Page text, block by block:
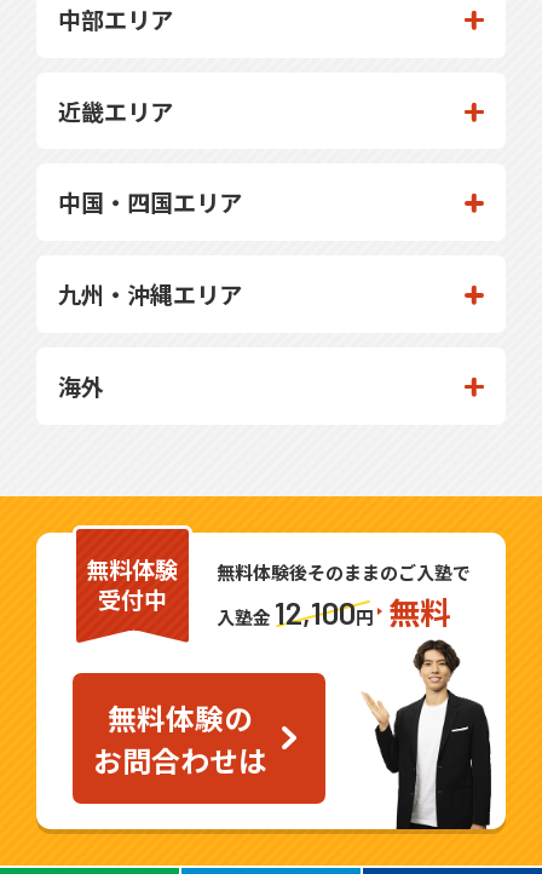
中部エリア
近畿エリア
中国・四国エリア
九州・沖縄エリア
海外
無料体験
受付中
無料体験後そのままのご入塾で
入塾金 12,100円 無料
無料体験の
お問合わせは